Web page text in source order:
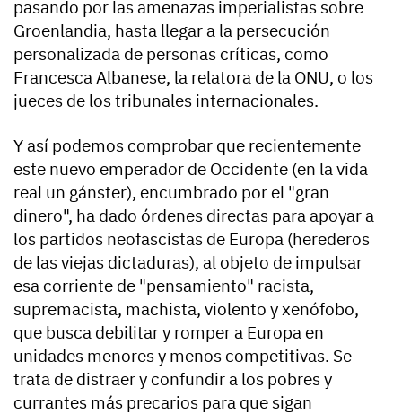
pasando por las amenazas imperialistas sobre
Groenlandia, hasta llegar a la persecución
personalizada de personas críticas, como
Francesca Albanese, la relatora de la ONU, o los
jueces de los tribunales internacionales.
Y así podemos comprobar que recientemente
este nuevo emperador de Occidente (en la vida
real un gánster), encumbrado por el "gran
dinero", ha dado órdenes directas para apoyar a
los partidos neofascistas de Europa (herederos
de las viejas dictaduras), al objeto de impulsar
esa corriente de "pensamiento" racista,
supremacista, machista, violento y xenófobo,
que busca debilitar y romper a Europa en
unidades menores y menos competitivas. Se
trata de distraer y confundir a los pobres y
currantes más precarios para que sigan